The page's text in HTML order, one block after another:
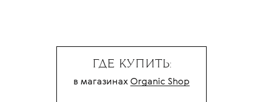
ГДЕ КУПИТЬ:
в магазинах Organic Shop